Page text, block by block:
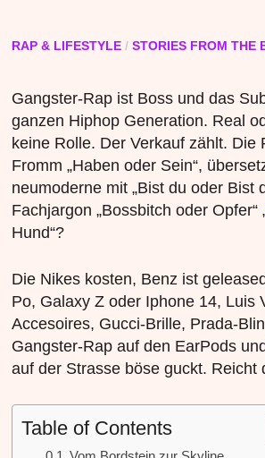
RAP & LIFESTYLE/ STORIES FROM THE
Gangster-Rap ist Boss und das
ganzen Hiphop Generation. Real
keine Rolle. Der Verkauf zählt. Die
Fromm „Haben oder Sein“,
neumoderne mit „Bist du oder Bist
Fachjargon „Bossbitch oder Opfer“
Hund“?
Die Nikes kosten, Benz ist
Po, Galaxy Z oder Iphone 14, Luis
Accesoires, Gucci-Brille, Prada-
Gangster-Rap auf den EarPods
auf der Strasse böse guckt. Reicht
Table of Contents